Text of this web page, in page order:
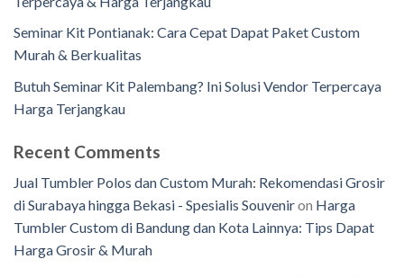
Seminar Kit Pontianak: Cara Cepat Dapat Paket Custom
Murah & Berkualitas
Butuh Seminar Kit Palembang? Ini Solusi Vendor Terpercaya
Harga Terjangkau
Recent Comments
Jual Tumbler Polos dan Custom Murah: Rekomendasi Grosir
di Surabaya hingga Bekasi - Spesialis Souveniron Harga
Tumbler Custom di Bandung dan Kota Lainnya: Tips Dapat
Harga Grosir & Murah